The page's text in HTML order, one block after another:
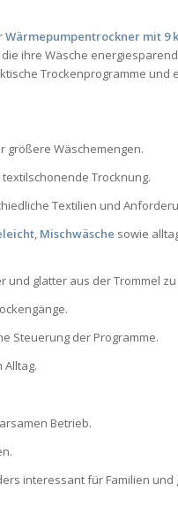
Wärmepumpentrockner mit 9
ihre Wäsche
Trockenprogramme und
größere Wäschemengen.
Trocknung.
Textilien und
, Mischwäsche sowie
und glatter aus der Trommel
Steuerung der Programme.
Alltag.
Betrieb.
interessant für Familien und